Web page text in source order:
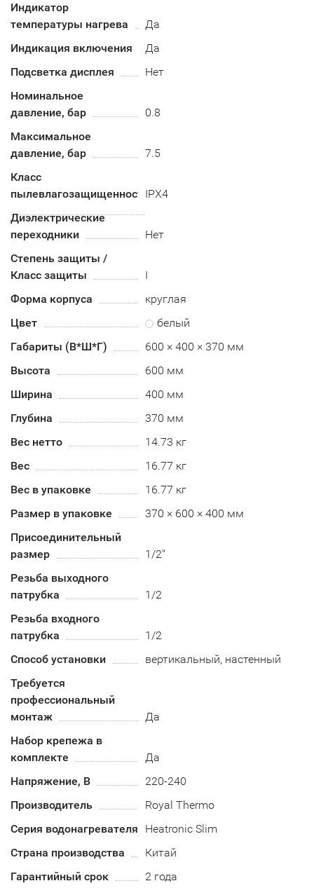
Индикатор
температуры нагрева
Да
Индикация включения
Да
Подсветка дисплея
Нет
Номинальное
давление, бар
0.8
Максимальное
давление, бар
7.5
Класс
пылевлагозащищенностиIPX4
Диэлектрические
переходники
Нет
Степень защиты /
Класс защиты
I
Форма корпуса
круглая
Цвет
белый
Габариты (В*Ш*Г)
600 × 400 × 370 мм
Высота
600 мм
Ширина
400 мм
Глубина
370 мм
Вес нетто
14.73 кг
Вес
16.77 кг
Вес в упаковке
16.77 кг
Размер в упаковке
370 × 600 × 400 мм
Присоединительный
размер
1/2"
Резьба выходного
патрубка
1/2
Резьба входного
патрубка
1/2
Способ установки
вертикальный, настенный
Требуется
профессиональный
монтаж
Да
Набор крепежа в
комплекте
Да
Напряжение, В
220-240
Производитель
Royal Thermo
Серия водонагревателя
Heatronic Slim
Страна производства
Китай
Гарантийный срок
2 года